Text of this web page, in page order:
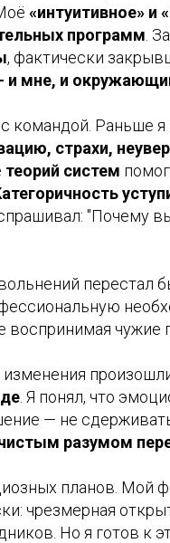
«интуитивное»
программ .
, фактически
и мне, и
командой. Раньше я
страхи,
теорий систем
"Почему
перестал
чужие
. Я понял, что
— не
разумом
планов. Мой
чрезмерная
Но я готов к